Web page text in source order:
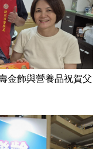
金飾與營養品祝賀父